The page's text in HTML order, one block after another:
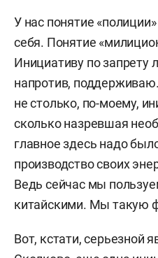
У нас понятие
себя. Понятие
Инициативу по запрету
напротив,
не столько, по-моему,
сколько назревшая
главное здесь надо
производство своих
Ведь сейчас мы
китайскими. Мы такую
Вот, кстати, серьезной